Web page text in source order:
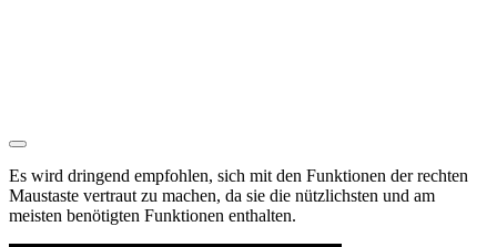
Es wird dringend empfohlen, sich mit den Funktionen derrechten
Maustaste vertraut zu machen, da sie die nützlichsten und am
meisten benötigten Funktionen enthalten.